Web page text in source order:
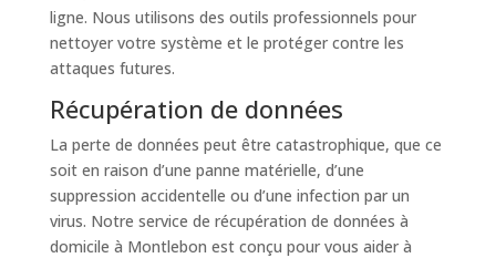
ligne. Nous utilisons des outils professionnels pour
nettoyer votre système et le protéger contre les
attaques futures.
Récupération de données
La perte de données peut être catastrophique, que ce
soit en raison d’une panne matérielle, d’une
suppression accidentelle ou d’une infection par un
virus. Notre service de récupération de données à
domicile à Montlebon est conçu pour vous aider à